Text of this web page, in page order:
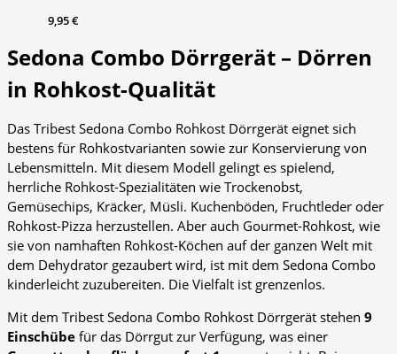
9,95€
Sedona Combo Dörrgerät – Dörren
in Rohkost-Qualität
Das Tribest Sedona Combo Rohkost Dörrgerät eignet sich
bestens für Rohkostvarianten sowie zur Konservierung von
Lebensmitteln. Mit diesem Modell gelingt es spielend,
herrliche Rohkost-Spezialitäten wie Trockenobst,
Gemüsechips, Kräcker, Müsli. Kuchenböden, Fruchtleder oder
Rohkost-Pizza herzustellen. Aber auch Gourmet-Rohkost, wie
sie von namhaften Rohkost-Köchen auf der ganzen Welt mit
dem Dehydrator gezaubert wird, ist mit dem Sedona Combo
kinderleicht zuzubereiten. Die Vielfalt ist grenzenlos.
Mit dem Tribest Sedona Combo Rohkost Dörrgerät stehen 9
Einschübe für das Dörrgut zur Verfügung, was einer